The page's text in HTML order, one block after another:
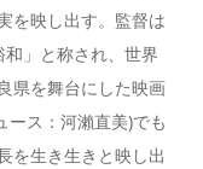
を映し出す。監督は
和」と称され、世界
県を舞台にした映画
ース：河瀨直美)でも
を生き生きと映し出